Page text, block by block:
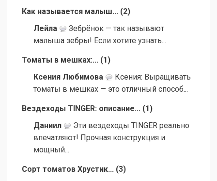
Как называется малыш... (2)
Лейла
Зебрёнок — так называют
малыша зебры! Если хотите узнать...
Томаты в мешках:... (1 )
Ксения Любимова
Ксения: Выращивать
томаты в мешках — это отличный способ...
Вездеходы TINGER: описание... (1 )
Даниил
Эти вездеходы TINGER реально
впечатляют! Прочная конструкция и
мощный...
Сорт томатов Хрустик... (3)